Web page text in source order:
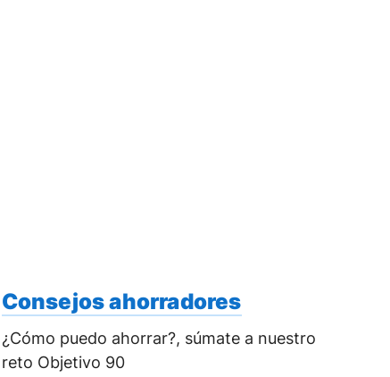
Consejos ahorradores
¿Cómo puedo ahorrar?, súmate a nuestro
reto Objetivo 90